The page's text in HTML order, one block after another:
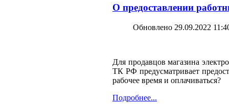
О предоставлении
Обновлено 29.09.2022
Для продавцов магазина
ТК РФ предусматривает
рабочее время и оплачиваться?
Подробнее...